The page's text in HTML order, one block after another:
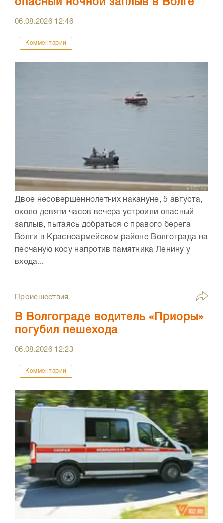
опасный ночной заплыв в Волге
06.08.2026 12:46
Комментарии
Двое несовершеннолетних накануне, 5 августа,
около девяти часов вечера устроили опасный
заплыв, пытаясь добраться с правого берега
Волги в Красноармейском районе Волгограда на
песчаную косу напротив памятника Ленину у
входа...
Происшествия
В Волгограде водитель «Приоры»
погубил пешехода
06.08.2026 12:23
Комментарии